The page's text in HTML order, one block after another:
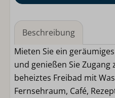
Beschreibung
Mieten Sie ein
und genießen Sie
beheiztes Freibad mit
Fernsehraum, Café,